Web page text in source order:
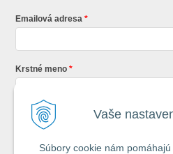
Vaše
Súbory cookie nám
Emailová adresa
Krstné meno
Registráciou súhlasíte so